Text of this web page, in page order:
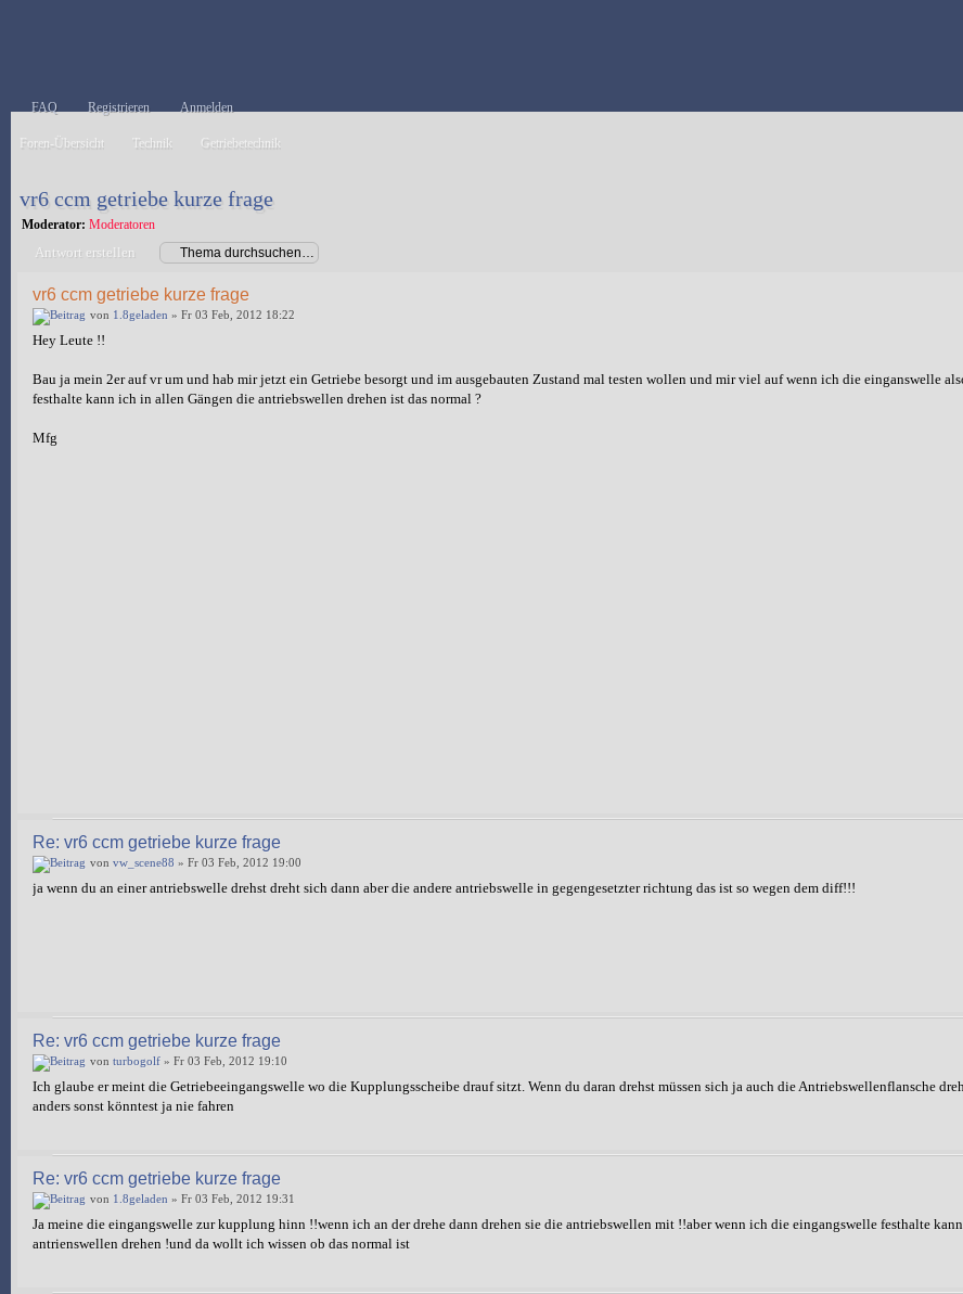
FAQ Registrieren Anmelden
Foren-Übersicht Technik Getriebetechnik
vr6 ccm getriebe kurze frage
Moderator: Moderatoren
Antwort erstellen
vr6 ccm getriebe kurze frage
von 1.8geladen » Fr 03 Feb, 2012 18:22
Hey Leute !!
Bau ja mein 2er auf vr um und hab mir jetzt ein Getriebe besorgt und im ausgebauten Zustand mal testen wollen und mir viel auf wenn ich die einganswelle
festhalte kann ich in allen Gängen die antriebswellen drehen ist das normal ?
Mfg
Re: vr6 ccm getriebe kurze frage
von vw_scene88 » Fr 03 Feb, 2012 19:00
ja wenn du an einer antriebswelle drehst dreht sich dann aber die andere antriebswelle in gegengesetzter richtung das ist so wegen dem diff!!!
Re: vr6 ccm getriebe kurze frage
von turbogolf » Fr 03 Feb, 2012 19:10
Ich glaube er meint die Getriebeeingangswelle wo die Kupplungsscheibe drauf sitzt. Wenn du daran drehst müssen sich ja auch die Antriebswellenflansche
anders sonst könntest ja nie fahren
Re: vr6 ccm getriebe kurze frage
von 1.8geladen » Fr 03 Feb, 2012 19:31
Ja meine die eingangswelle zur kupplung hinn !!wenn ich an der drehe dann drehen sie die antriebswellen mit !!aber wenn ich die eingangswelle festhalte
antrienswellen drehen !und da wollt ich wissen ob das normal ist